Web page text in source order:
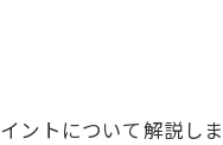
ントについて解説し